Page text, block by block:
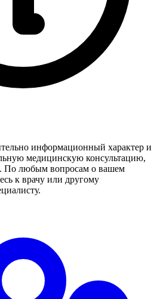
информационный характер и
медицинскую консультацию,
По любым вопросам о вашем
к врачу или другому